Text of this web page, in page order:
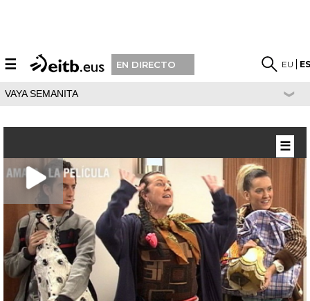
☰ EN DIRECTO EU
VAYA SEMANITA
☰